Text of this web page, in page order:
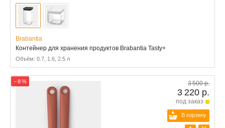
Brabantia
Контейнер для хранения продуктов Brabantia Tasty+
Объём: 0.7, 1.6, 2.5 л
− 8 % 3 500 р.
3 220 р.
под заказ
В корзину